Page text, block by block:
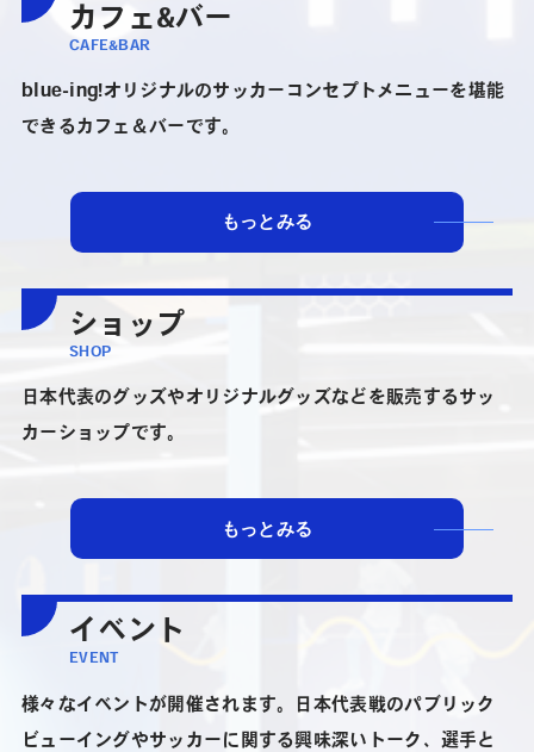
カフェ&バー
CAFE&BAR
blue-ing!オリジナルのサッカーコンセプトメニューを堪能
できるカフェ＆バーです。
もっとみる
ショップ
SHOP
日本代表のグッズやオリジナルグッズなどを販売するサッ
カーショップです。
もっとみる
イベント
EVENT
様々なイベントが開催されます。日本代表戦のパブリック
ビューイングやサッカーに関する興味深いトーク、選手と